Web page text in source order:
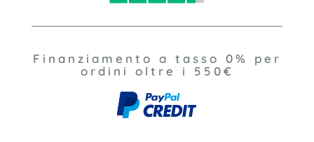
Finanziamento a tasso 0% per
ordini oltre i 550€